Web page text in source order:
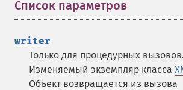
Список параметров
writer
Только для процедурных вызовов.
Изменяемый экземпляр класса
Объект возвращается из вызова